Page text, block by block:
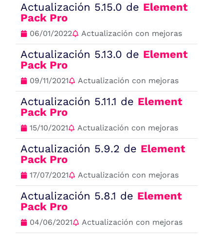
Actualización 5.15.0 de Element
Pack Pro
06/01/2022 Actualización con mejoras
Actualización 5.13.0 de Element
Pack Pro
09/11/2021 Actualización con mejoras
Actualización 5.11.1 de Element
Pack Pro
15/10/2021 Actualización con mejoras
Actualización 5.9.2 de Element
Pack Pro
17/07/2021 Actualización con mejoras
Actualización 5.8.1 de Element
Pack Pro
04/06/2021 Actualización con mejoras